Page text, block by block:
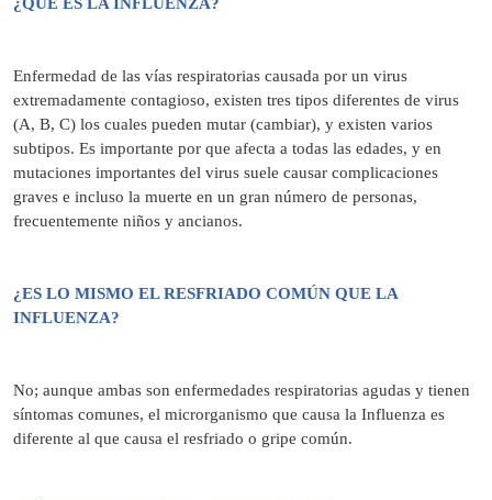
Enfermedad de las vías respiratorias causada por un virus
extremadamente contagioso, existen tres tipos diferentes de virus
(A, B, C) los cuales pueden mutar (cambiar), y existen varios
subtipos. Es importante por que afecta a todas las edades, y en
mutaciones importantes del virus suele causar complicaciones
graves e incluso la muerte en un gran número de personas,
frecuentemente niños y ancianos.
¿ES LO MISMO EL RESFRIADO COMÚN QUE LA
INFLUENZA?
No; aunque ambas son enfermedades respiratorias agudas y tienen
síntomas comunes, el microrganismo que causa la Influenza es
diferente al que causa el resfriado o gripe común.